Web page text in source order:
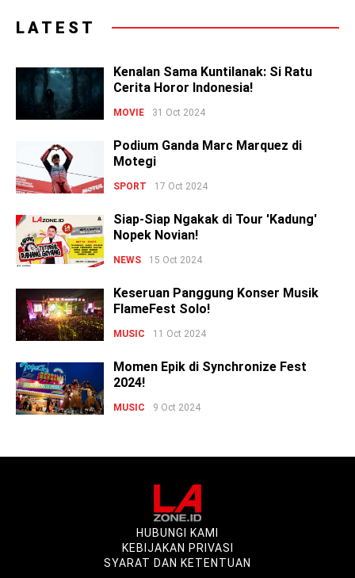
LATEST
Kenalan Sama Kuntilanak: Si Ratu
Cerita Horor Indonesia!
MOVIE 31 Oct 2024
Podium Ganda Marc Marquez di
Motegi
SPORT 17 Oct 2024
Siap-Siap Ngakak di Tour 'Kadung'
Nopek Novian!
NEWS 15 Oct 2024
Keseruan Panggung Konser Musik
FlameFest Solo!
MUSIC 11 Oct 2024
Momen Epik di Synchronize Fest
2024!
MUSIC 9 Oct 2024
HUBUNGI KAMI
KEBIJAKAN PRIVASI
SYARAT DAN KETENTUAN